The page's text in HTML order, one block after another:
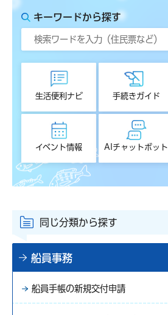
キーワードから探す
生活便利ナビ 手続きガイド
イベント情報 AIチャットボット
同じ分類から探す
船員事務
船員手帳の新規交付申請